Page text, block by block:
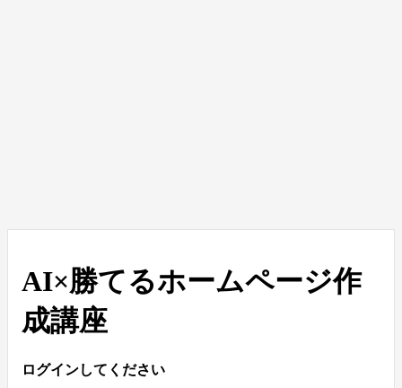
AI×勝てるホームページ作
成講座
ログインしてください